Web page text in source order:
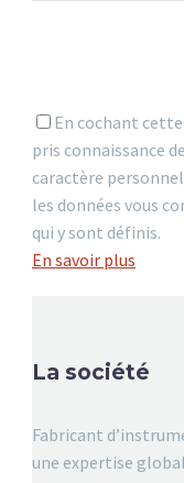
En cochant
pris connaissance
caractère
les données vous
qui y sont définis.
En savoir plus
La société
Fabricant
une expertise